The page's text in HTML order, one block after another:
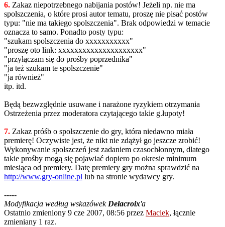
6. Zakaz niepotrzebnego nabijania postów! Jeżeli np. nie ma
spolszczenia, o które prosi autor tematu, proszę nie pisać postów
typu: "nie ma takiego spolszczenia". Brak odpowiedzi w temacie
oznacza to samo. Ponadto posty typu:
"szukam spolszczenia do xxxxxxxxxxx"
"proszę oto link: xxxxxxxxxxxxxxxxxxxxx"
"przyłączam się do prośby poprzednika"
"ja też szukam te spolszczenie"
"ja również"
itp. itd.
Będą bezwzględnie usuwane i narażone ryzykiem otrzymania
Ostrzeżenia przez moderatora czytającego takie g.łupoty!
7. Zakaz próśb o spolszczenie do gry, która niedawno miała
premierę! Oczywiste jest, że nikt nie zdążył go jeszcze zrobić!
Wykonywanie spolszczeń jest zadaniem czasochłonnym, dlatego
takie prośby mogą się pojawiać dopiero po okresie minimum
miesiąca od premiery. Datę premiery gry można sprawdzić na
http://www.gry-online.pl lub na stronie wydawcy gry.
-----
Modyfikacja według wskazówekDelacroix'a
Ostatnio zmieniony 9 cze 2007, 08:56 przez Maciek, łącznie
zmieniany 1 raz.